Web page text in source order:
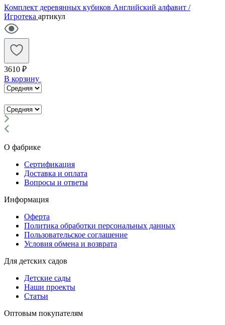
Комплект деревянных кубиков Английский алфавит /
Игротека артикул
3610 ₽
В корзину
О фабрике
Сертификация
Доставка и оплата
Вопросы и ответы
Информация
Оферта
Политика обработки персональных данных
Пользовательское соглашение
Условия обмена и возврата
Для детских садов
Детские сады
Наши проекты
Статьи
Оптовым покупателям